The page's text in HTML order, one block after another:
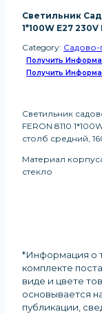
Светильник
1*100W E27
Category: Садово-
Получить
Получить
Светильник
FERON 8110
столб средний,
Материал
стекло
*Информация о
комплекте
виде и цвете
основывается
публикации,